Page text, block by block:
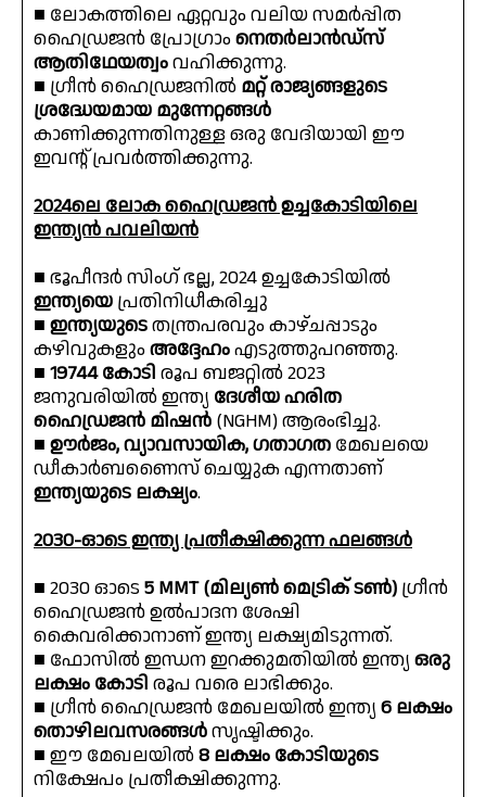
■ ലോകത്തിലെ ഏറ്റവും വലിയ സമർപ്പിത
ഹൈഡ്രജൻ പ്രോഗ്രാം നെതർലാൻഡ്‌സ്
ആതിഥേയത്വംവഹിക്കുന്നു.
■ ഗ്രീൻ ഹൈഡ്രജനിൽ മറ്റ് രാജ്യങ്ങളുടെ
ശ്രദ്ധേയമായ മുന്നേറ്റങ്ങൾ
കാണിക്കുന്നതിനുള്ള ഒരു വേദിയായി ഈ
ഇവൻ്റ് പ്രവർത്തിക്കുന്നു.
2024ലെ ലോക ഹൈഡ്രജൻ ഉച്ചകോടിയിലെ
ഇന്ത്യൻ പവലിയൻ
■ ഭൂപീന്ദർ സിംഗ് ഭല്ല, 2024 ഉച്ചകോടിയിൽ
ഇന്ത്യയെ പ്രതിനിധീകരിച്ചു
■ ഇന്ത്യയുടെതന്ത്രപരവും കാഴ്ചപ്പാടും
കഴിവുകളും അദ്ദേഹംഎടുത്തുപറഞ്ഞു.
■ 19744 കോടി രൂപ ബജറ്റിൽ 2023
ജനുവരിയിൽ ഇന്ത്യ ദേശീയ ഹരിത
ഹൈഡ്രജൻ മിഷൻ (NGHM) ആരംഭിച്ചു.
■ ഊർജം, വ്യാവസായിക, ഗതാഗത മേഖലയെ
ഡീകാർബണൈസ് ചെയ്യുക എന്നതാണ്
ഇന്ത്യയുടെ ലക്ഷ്യം.
2030-ഓടെ ഇന്ത്യ പ്രതീക്ഷിക്കുന്ന ഫലങ്ങൾ
■ 2030 ഓടെ 5 MMT (മില്യൺ മെട്രിക് ടൺ) ഗ്രീൻ
ഹൈഡ്രജൻ ഉൽപാദന ശേഷി
കൈവരിക്കാനാണ് ഇന്ത്യ ലക്ഷ്യമിടുന്നത്.
■ ഫോസിൽ ഇന്ധന ഇറക്കുമതിയിൽ ഇന്ത്യ ഒരു
ലക്ഷം കോടി രൂപ വരെ ലാഭിക്കും.
■ ഗ്രീൻ ഹൈഡ്രജൻ മേഖലയിൽ ഇന്ത്യ 6 ലക്ഷം
തൊഴിലവസരങ്ങൾസൃഷ്ടിക്കും.
■ ഈ മേഖലയിൽ 8 ലക്ഷം കോടിയുടെ
നിക്ഷേപം പ്രതീക്ഷിക്കുന്നു.